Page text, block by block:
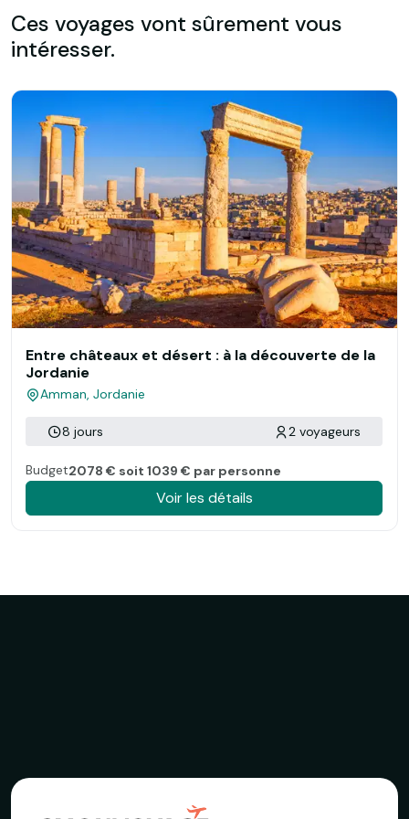
Ces voyages vont sûrement vous
intéresser.
Entre châteaux et désert : à la découverte de la
Jordanie
Amman, Jordanie
8 jours 2 voyageurs
Budget2078 € soit 1039 € par personne
Voir les détails